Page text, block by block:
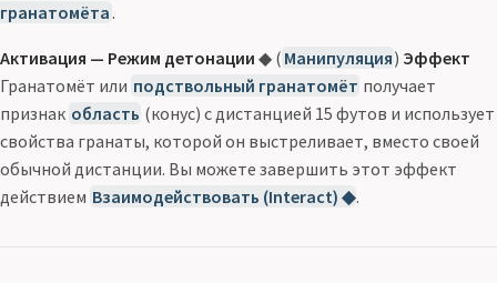
гранатомёта .
Активация — Режим детонации ◆ ( Манипуляция) Эффект
Гранатомёт или подствольный гранатомёт получает
признак область (конус) с дистанцией 15 футов и использует
свойства гранаты, которой он выстреливает, вместо своей
обычной дистанции. Вы можете завершить этот эффект
действием Взаимодействовать (Interact) ◆.